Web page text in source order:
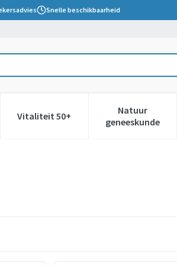
Snelle beschikbaarheid
categorie
en vitamines categorie
voor Zwangerschap en kinderen
Vitaliteit 50+Toon submenu voor Vitaliteit
Natuur
geneeskunde
Toon